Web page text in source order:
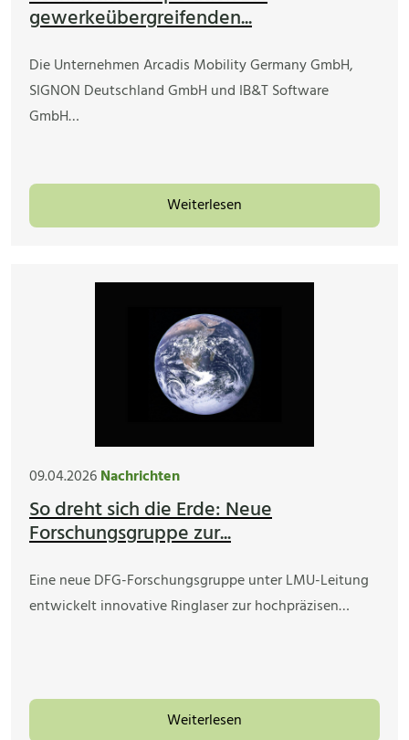
gewerkeübergreifenden...
Die Unternehmen Arcadis Mobility Germany GmbH,
SIGNON Deutschland GmbH und IB&T Software
GmbH…
Weiterlesen
09.04.2026Nachrichten
So dreht sich die Erde: Neue
Forschungsgruppe zur...
Eine neue DFG-Forschungsgruppe unter LMU-Leitung
entwickelt innovative Ringlaser zur hochpräzisen…
Weiterlesen